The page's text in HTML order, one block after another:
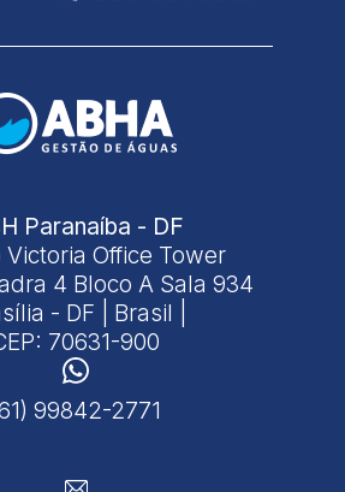
Paranaíba - DF
Victoria Office Tower
4 Bloco A Sala 934
- DF | Brasil |
70631-900
99842-2771